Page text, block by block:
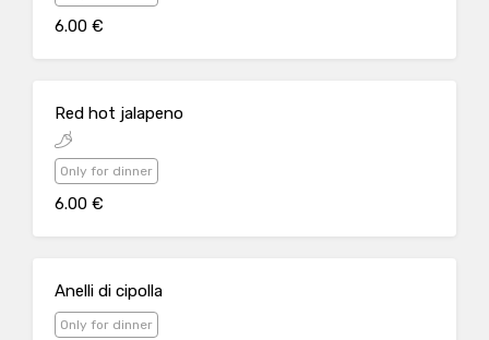
6.00 €
Red hot jalapeno
Only for dinner
6.00 €
Anelli di cipolla
Only for dinner